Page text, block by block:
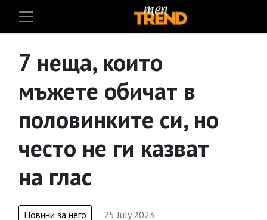
7 неща, които
мъжете обичат в
половинките си, но
често не ги казват
на глас
Новини за него
25 July 2023